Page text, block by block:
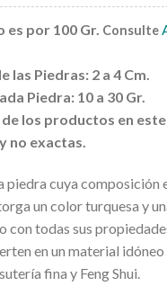
es por 100 Gr. Consulte
las Piedras: 2 a 4 Cm.
Piedra: 10 a 30 Gr.
los productos en
no exactas.
piedra cuya composición
un color turquesa y
con todas sus
en un material
fina y Feng Shui.